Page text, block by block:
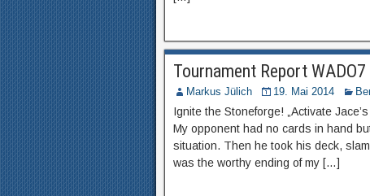
Tournament Report
Markus Jülich 19. Mai 2014
Ignite the Stoneforge! „Activate
My opponent had no cards in hand
situation. Then he took his deck,
was the worthy ending of my […]